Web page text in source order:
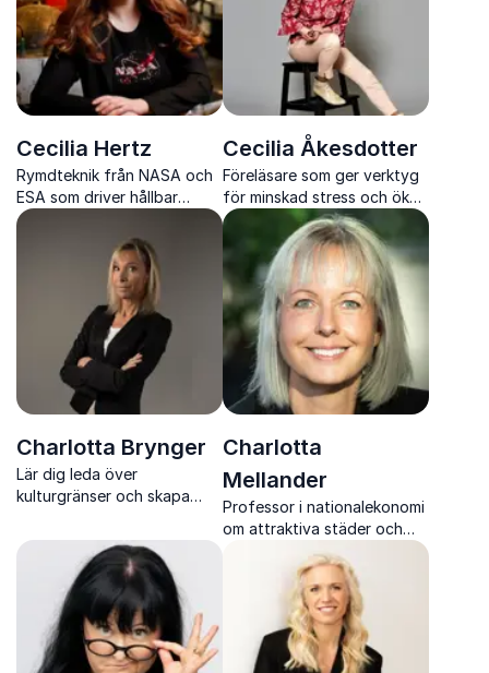
Cecilia Hertz
Rymdteknik från NASA och
ESA som driver hållbar
innovation på jorden
Cecilia Åkesdotter
Föreläsare som ger verktyg
för minskad stress och ökad
arbetsglädje
Charlotta Brynger
Lär dig leda över
kulturgränser och skapa
Brynger
Charlotta
Mellander
Professor i nationalekonomi
om attraktiva städer och
regional utveckling